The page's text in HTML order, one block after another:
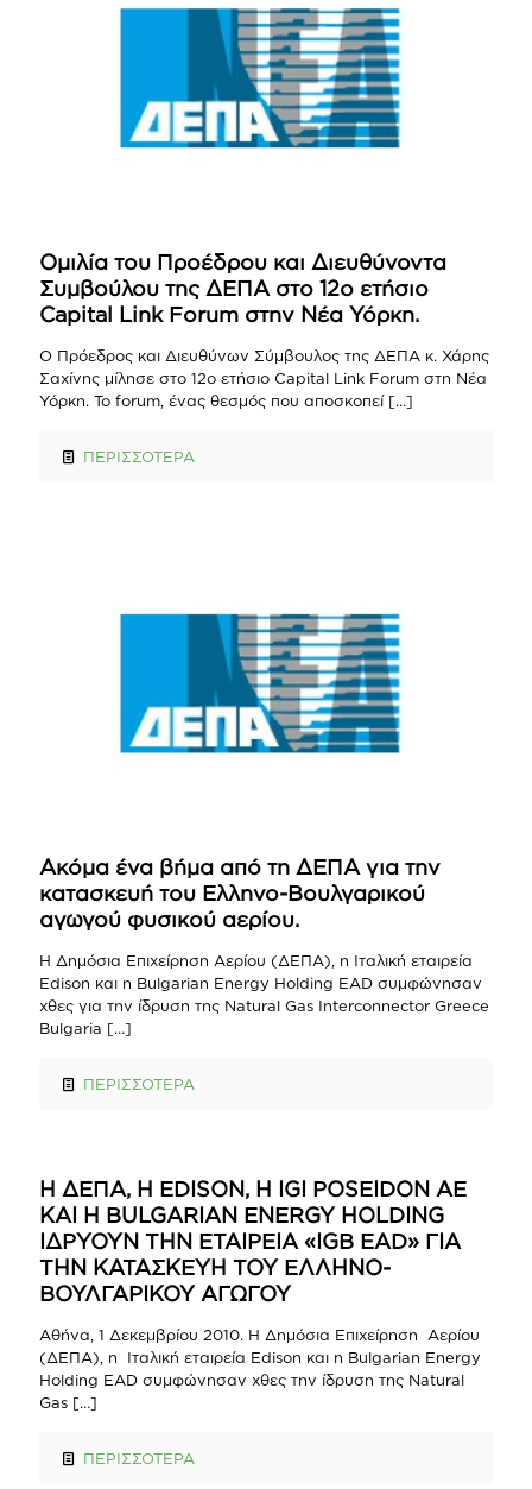
Ομιλία του Προέδρου και Διευθύνοντα
Συμβούλου της ΔΕΠΑ στο 12ο ετήσιο
Capital Link Forum στην Νέα Υόρκη.
Ο Πρόεδρος και Διευθύνων Σύμβουλος της ΔΕΠΑ κ. Χάρης
Σαχίνης μίλησε στο 12ο ετήσιο Capital Link Forum στη Νέα
Υόρκη. Το forum, ένας θεσμός που αποσκοπεί[…]
ΠΕΡΙΣΣΟΤΕΡΑ
Ακόμα ένα βήμα από τη ΔΕΠΑ για την
κατασκευή του Ελληνο-Βουλγαρικού
αγωγού φυσικού αερίου.
Η Δημόσια Επιχείρηση Αερίου (ΔΕΠΑ), η Ιταλική εταιρεία
Edison και η Bulgarian Energy Holding EAD συμφώνησαν
χθες για την ίδρυση της Natural Gas Interconnector Greece
Bulgaria […]
ΠΕΡΙΣΣΟΤΕΡΑ
Η ΔΕΠΑ, Η EDISON, Η IGI POSEIDON ΑΕ
ΚΑΙ Η BULGARIAN ENERGY HOLDING
ΙΔΡΥΟΥΝ ΤΗΝ ΕΤΑΙΡΕΙΑ «IGB EAD» ΓΙΑ
ΤΗΝ ΚΑΤΑΣΚΕΥΗ ΤΟΥ ΕΛΛΗΝΟ-
ΒΟΥΛΓΑΡΙΚΟΥ ΑΓΩΓΟΥ
Αθήνα, 1 Δεκεμβρίου 2010. Η Δημόσια Επιχείρηση Αερίου
(ΔΕΠΑ), η Ιταλική εταιρεία Edison και η Bulgarian Energy
Holding EAD συμφώνησαν χθες την ίδρυση της Natural
Gas […]
ΠΕΡΙΣΣΟΤΕΡΑ